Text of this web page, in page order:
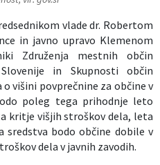
vlade dr. Robertom
in javno upravo Klemenom
Združenja mestnih občin
in Skupnosti občin
višini povprečnine za občine v
poleg tega prihodnje leto
kritje višjih stroškov dela, leta
sredstva bodo občine dobile v
dela v javnih zavodih.